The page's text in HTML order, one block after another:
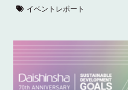
イベントレポート